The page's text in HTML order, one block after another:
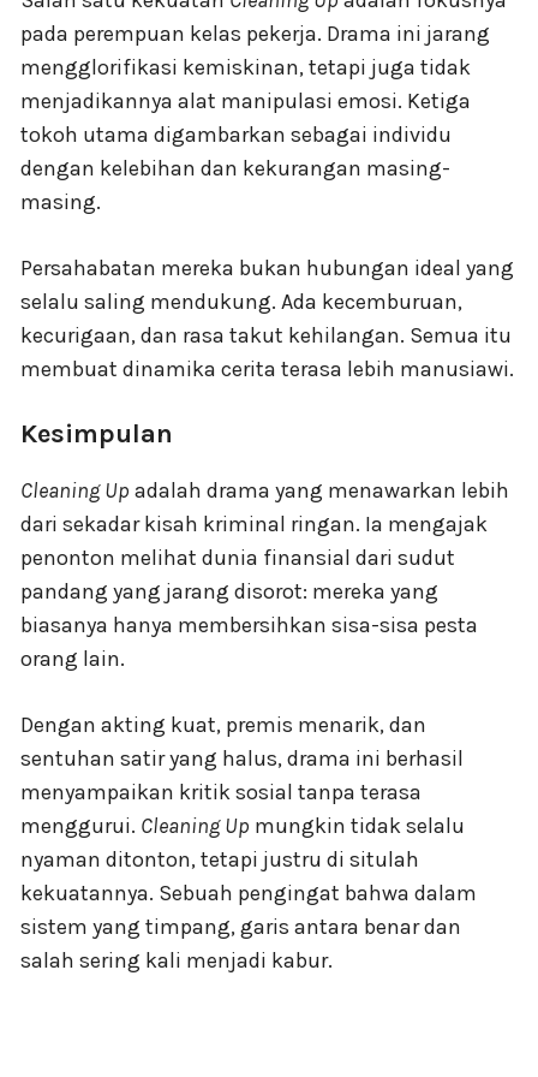
pada perempuan kelas pekerja. Drama ini jarang
mengglorifikasi kemiskinan, tetapi juga tidak
menjadikannya alat manipulasi emosi. Ketiga
tokoh utama digambarkan sebagai individu
dengan kelebihan dan kekurangan masing-
masing.
Persahabatan mereka bukan hubungan ideal yang
selalu saling mendukung. Ada kecemburuan,
kecurigaan, dan rasa takut kehilangan. Semua itu
membuat dinamika cerita terasa lebih manusiawi.
Kesimpulan
Cleaning Up adalah drama yang menawarkan lebih
dari sekadar kisah kriminal ringan. Ia mengajak
penonton melihat dunia finansial dari sudut
pandang yang jarang disorot: mereka yang
biasanya hanya membersihkan sisa-sisa pesta
orang lain.
Dengan akting kuat, premis menarik, dan
sentuhan satir yang halus, drama ini berhasil
menyampaikan kritik sosial tanpa terasa
menggurui. Cleaning Up mungkin tidak selalu
nyaman ditonton, tetapi justru di situlah
kekuatannya. Sebuah pengingat bahwa dalam
sistem yang timpang, garis antara benar dan
salah sering kali menjadi kabur.